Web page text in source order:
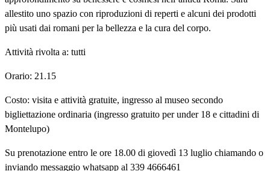
allestito uno spazio con riproduzioni di reperti e alcuni dei prodotti
più usati dai romani per la bellezza e la cura del corpo.
Attività rivolta a: tutti
Orario: 21.15
Costo: visita e attività gratuite, ingresso al museo secondo
bigliettazione ordinaria (ingresso gratuito per under 18 e cittadini di
Montelupo)
Su prenotazione entro le ore 18.00 di giovedì 13 luglio chiamando o
inviando messaggio whatsapp al 339 4666461